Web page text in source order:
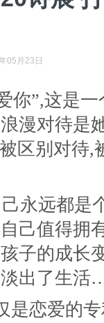
05月23日
你”,这是
漫对待是
区别对待
永远都是
己值得拥
子的成长
淡出了生
是恋爱的